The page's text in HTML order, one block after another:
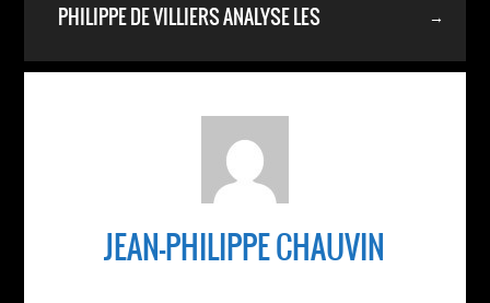
→
PHILIPPE DE VILLIERS ANALYSE LES
JEAN-PHILIPPE CHAUVIN